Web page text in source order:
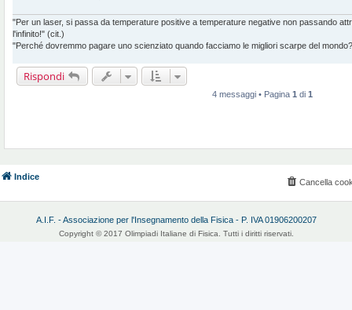
o
"Per un laser, si passa da temperature positive a temperature negative non passando
l'infinito!" (cit.)
"Perché dovremmo pagare uno scienziato quando facciamo le migliori scarpe del
Rispondi
4 messaggi • Pagina 1 di 1
Indice
Cancella
A.I.F. - Associazione per l'Insegnamento della Fisica - P. IVA 01906200207
Copyright © 2017 Olimpiadi Italiane di Fisica. Tutti i diritti riservati.